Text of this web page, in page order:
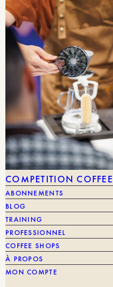
COMPETITION COFFEE
ABONNEMENTS
BLOG
TRAINING
PROFESSIONNEL
COFFEE SHOPS
À PROPOS
MON COMPTE